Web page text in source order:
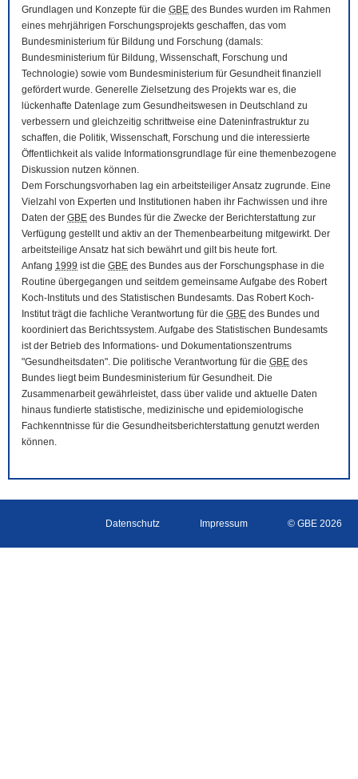
Grundlagen und Konzepte für die GBE des Bundes wurden im Rahmen
eines mehrjährigen Forschungsprojekts geschaffen, das vom
Bundesministerium für Bildung und Forschung (damals:
Bundesministerium für Bildung, Wissenschaft, Forschung und
Technologie) sowie vom Bundesministerium für Gesundheit finanziell
gefördert wurde. Generelle Zielsetzung des Projekts war es, die
lückenhafte Datenlage zum Gesundheitswesen in Deutschland zu
verbessern und gleichzeitig schrittweise eine Dateninfrastruktur zu
schaffen, die Politik, Wissenschaft, Forschung und die interessierte
Öffentlichkeit als valide Informationsgrundlage für eine themenbezogene
Diskussion nutzen können.
Dem Forschungsvorhaben lag ein arbeitsteiliger Ansatz zugrunde. Eine
Vielzahl von Experten und Institutionen haben ihr Fachwissen und ihre
Daten der GBE des Bundes für die Zwecke der Berichterstattung zur
Verfügung gestellt und aktiv an der Themenbearbeitung mitgewirkt. Der
arbeitsteilige Ansatz hat sich bewährt und gilt bis heute fort.
Anfang 1999 ist die GBE des Bundes aus der Forschungsphase in die
Routine übergegangen und seitdem gemeinsame Aufgabe des Robert
Koch-Instituts und des Statistischen Bundesamts. Das Robert Koch-
Institut trägt die fachliche Verantwortung für die GBE des Bundes und
koordiniert das Berichtssystem. Aufgabe des Statistischen Bundesamts
ist der Betrieb des Informations- und Dokumentationszentrums
"Gesundheitsdaten". Die politische Verantwortung für die GBE des
Bundes liegt beim Bundesministerium für Gesundheit. Die
Zusammenarbeit gewährleistet, dass über valide und aktuelle Daten
hinaus fundierte statistische, medizinische und epidemiologische
Fachkenntnisse für die Gesundheitsberichterstattung genutzt werden
können.
Datenschutz Impressum © GBE 2026